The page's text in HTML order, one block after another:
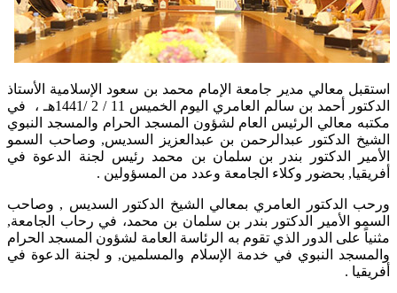
​​​استقبل معالي مدير جامعة الإمام محمد بن سعود الإسلامية الأستاذ
الدكتور أحمد بن سالم العامري اليوم الخميس 11 / 2 /1441هـ ، في
مكتبه معالي الرئيس العام لشؤون المسجد الحرام والمسجد النبوي
الشيخ الدكتور عبدالرحمن بن عبدالعزيز السديس, وصاحب السمو
الأمير الدكتور بندر بن سلمان بن محمد رئيس لجنة الدعوة في
أفريقيا, بحضور وكلاء الجامعة وعدد من المسؤولين .
ورحب الدكتور العامري بمعالي الشيخ الدكتور السديس , وصاحب
السمو الأمير الدكتور بندر بن سلمان بن محمد، في رحاب الجامعة,
مثنياً على الدور الذي تقوم به الرئاسة العامة لشؤون المسجد الحرام
والمسجد النبوي في خدمة الإسلام والمسلمين, و لجنة الدعوة في
أفريقيا .